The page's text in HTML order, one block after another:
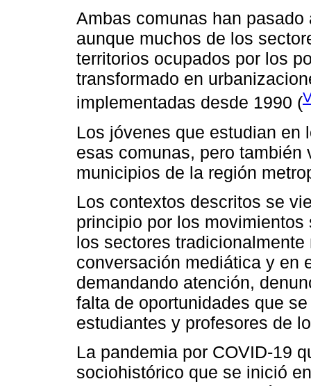
Ambas comunas han
aunque muchos de los
territorios ocupados por los
transformado en
implementadas desde 1990 (
Los jóvenes que estudian en
esas comunas, pero
municipios de la región
Los contextos descritos se
principio por los
los sectores
conversación mediática y en
demandando atención,
falta de oportunidades que
estudiantes y profesores de
La pandemia por COVID-19
sociohistórico que se inició